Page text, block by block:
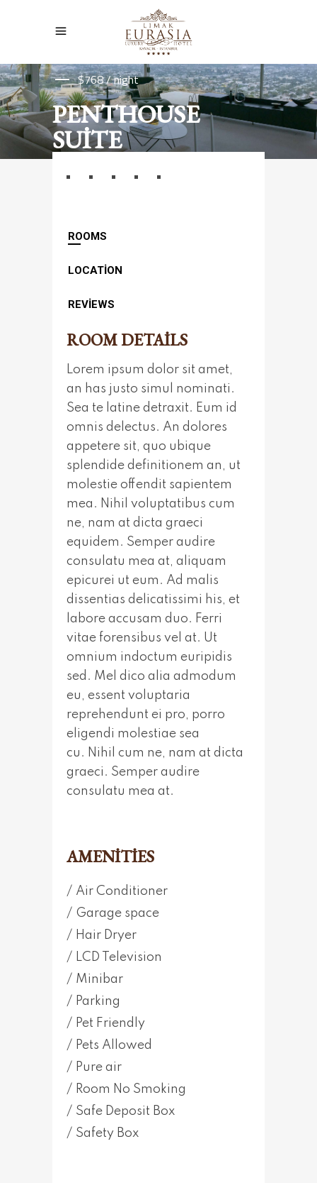
$768 / night
PENTHOUSE
SUITE
ROOMS
LOCATION
REVIEWS
ROOM DETAILS
Lorem ipsum dolor sit amet,
an has justo simul nominati.
Sea te latine detraxit. Eum id
omnis delectus. An dolores
appetere sit, quo ubique
splendide definitionem an, ut
molestie offendit sapientem
mea. Nihil voluptatibus cum
ne, nam at dicta graeci
equidem. Semper audire
consulatu mea at, aliquam
epicurei ut eum. Ad malis
dissentias delicatissimi his, et
labore accusam duo. Ferri
vitae forensibus vel at. Ut
omnium indoctum euripidis
sed. Mel dico alia admodum
eu, essent voluptaria
reprehendunt ei pro, porro
eligendi molestiae sea
cu. Nihil cum ne, nam at dicta
graeci. Semper audire
consulatu mea at.
AMENITIES
Air Conditioner
Garage space
Hair Dryer
LCD Television
Minibar
Parking
Pet Friendly
Pets Allowed
Pure air
Room No Smoking
Safe Deposit Box
Safety Box